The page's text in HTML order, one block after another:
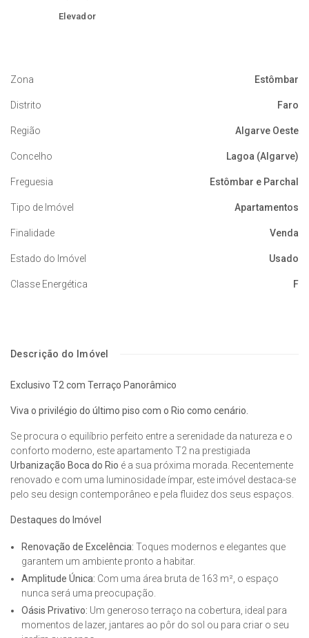
Elevador
Zona Estômbar
Distrito Faro
Região Algarve Oeste
Concelho Lagoa (Algarve)
Freguesia Estômbar e Parchal
Tipo de Imóvel Apartamentos
Finalidade Venda
Estado do Imóvel Usado
Classe Energética F
Descrição do Imóvel
Exclusivo T2 com Terraço Panorâmico
Viva o privilégio do último piso com o Rio como cenário.
Se procura o equilíbrio perfeito entre a serenidade da natureza e o
conforto moderno, este apartamento T2 na prestigiada
Urbanização Boca do Rio é a sua próxima morada. Recentemente
renovado e com uma luminosidade ímpar, este imóvel destaca-se
pelo seu design contemporâneo e pela fluidez dos seus espaços.
Destaques do Imóvel
Renovação de Excelência: Toques modernos e elegantes que
garantem um ambiente pronto a habitar.
Amplitude Única: Com uma área bruta de 163 m², o espaço
nunca será uma preocupação.
Oásis Privativo: Um generoso terraço na cobertura, ideal para
momentos de lazer, jantares ao pôr do sol ou para criar o seu